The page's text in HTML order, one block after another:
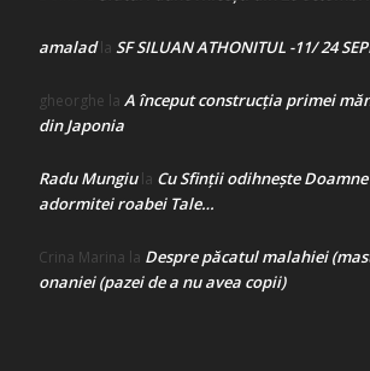
amaladla SF SILUAN ATHONITUL -11/ 24
gheorghe la A început construcţia primei
din Japonia
Radu Mungiula Cu Sfinții odihnește
adormitei roabei Tale…
Crina Marina la Despre păcatul malahiei
onaniei (pazei de a nu avea copii)